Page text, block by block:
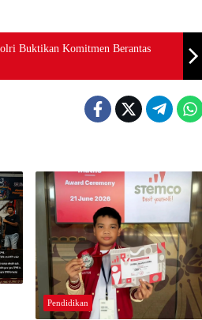
Buktikan Komitmen Berantas
Pendidikan